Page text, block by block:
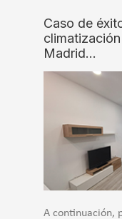
Caso de
Madrid…
A continuación,